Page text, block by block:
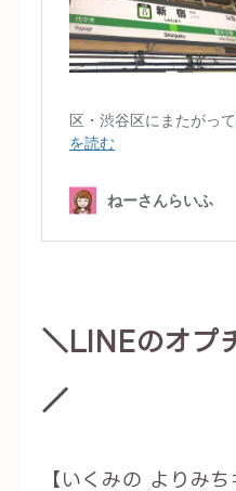
＼LINEのオプ
／
【いくみの よりみち